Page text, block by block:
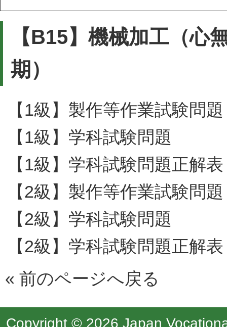
【B15】機械加工（心
期）
【1級】製作等作業試験問題
【1級】学科試験問題
【1級】学科試験問題正解表
【2級】製作等作業試験問題
【2級】学科試験問題
【2級】学科試験問題正解表
« 前のページへ戻る
Copyright © 2026 Japan